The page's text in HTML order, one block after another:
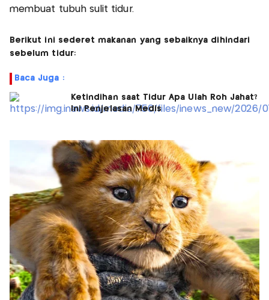
membuat tubuh sulit tidur.
Berikut ini sederet makanan yang sebaiknya dihindari
sebelum tidur:
Baca Juga :
Ketindihan saat Tidur Apa Ulah Roh Jahat?
Ini Penjelasan Medis